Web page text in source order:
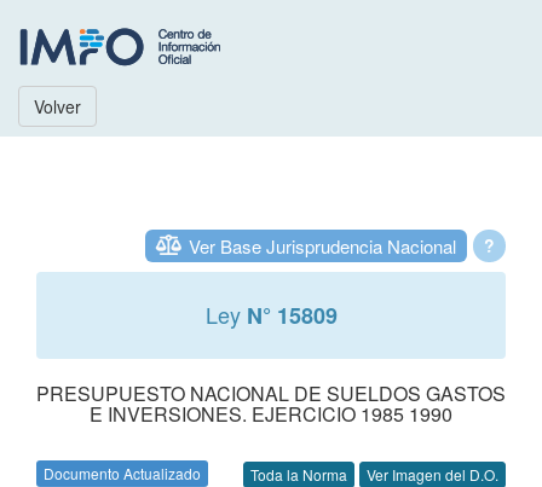
Volver
?
Ver Base Jurisprudencia Nacional
Ley N° 15809
PRESUPUESTO NACIONAL DE SUELDOS GASTOS
E INVERSIONES. EJERCICIO 1985 1990
Documento Actualizado Toda la Norma Ver Imagen del D.O.